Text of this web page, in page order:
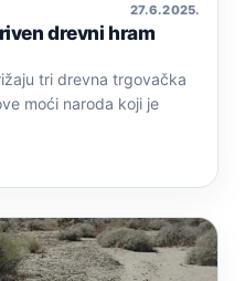
27. 6. 2025.
drevni hram
tri drevna trgovačka
moći naroda koji je